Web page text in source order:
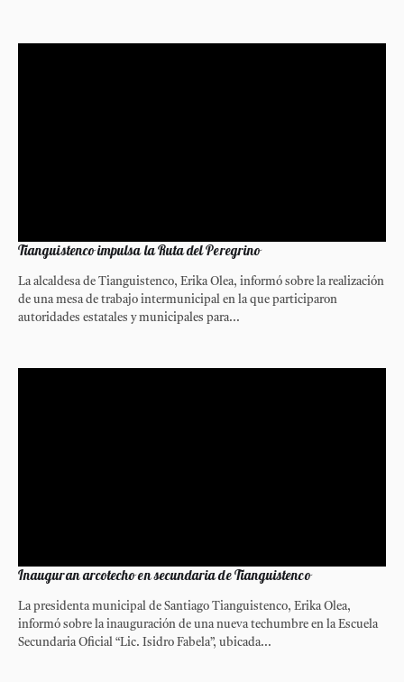
Tianguistenco impulsa la Ruta del Peregrino
La alcaldesa de Tianguistenco, Erika Olea, informó sobre la realización
de una mesa de trabajo intermunicipal en la que participaron
autoridades estatales y municipales para...
Inauguran arcotecho en secundaria de Tianguistenco
La presidenta municipal de Santiago Tianguistenco, Erika Olea,
informó sobre la inauguración de una nueva techumbre en la Escuela
Secundaria Oficial “Lic. Isidro Fabela”, ubicada...